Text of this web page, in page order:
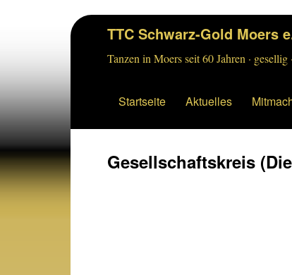
TTC Schwarz-Gold Moers
Tanzen in Moers seit 60 Jahren · gesellig
Startseite Aktuelles
Gesellschaftskreis